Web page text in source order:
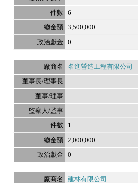
6
3,500,000
0
名進營造工程有限公司
1
2,000,000
0
建林有限公司